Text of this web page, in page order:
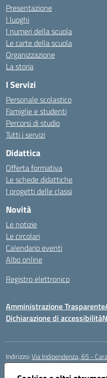
Presentazione
I luoghi
I numeri della scuola
Le carte della scuola
Organizzazione
La storia
I Servizi
Personale scolastico
Famiglie e studenti
Percorsi di studio
Tutti i servizi
Didattica
Offerta formativa
Le schede didattiche
I progetti delle classi
Novità
Le notizie
Le circolari
Calendario eventi
Albo online
Registro elettronico
Amministrazione Trasparente
Dichiarazione di accessibilità
Indirizzo:Via Indipendenza, 65 -
Centralino: